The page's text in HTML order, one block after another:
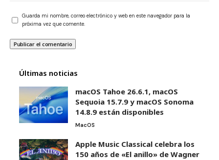
Guarda mi nombre, correo electrónico y web en este navegador para la
próxima vez que comente.
Últimas noticias
macOS Tahoe 26.6.1, macOS
Sequoia 15.7.9 y macOS Sonoma
14.8.9 están disponibles
MacOS
Apple Music Classical celebra los
150 años de «El anillo» de Wagner